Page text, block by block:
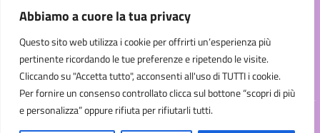
Abbiamo a cuore la tua privacy
Questo sito web utilizza i cookie per offrirti un’esperienza più
pertinente ricordando le tue preferenze e ripetendo le visite.
Cliccando su "Accetta tutto", acconsenti all'uso di TUTTI i cookie.
Per fornire un consenso controllato clicca sul bottone “scopri di più
e personalizza” oppure rifiuta per rifiutarli tutti.
E-mail: coic815009@istruzione.it
PEC: coic815009@pec.istruzione.it
Codice Meccanografico: COIC815009
Codice Fiscale: 84002830135
Codice Univoco Ufficio: UF3C3W